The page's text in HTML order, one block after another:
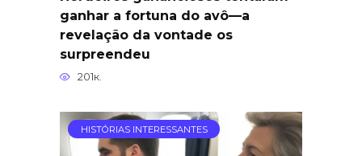
ganhar a fortuna do avô—a
revelação da vontade os
surpreendeu
201к.
HISTÓRIAS INTERESSANTES